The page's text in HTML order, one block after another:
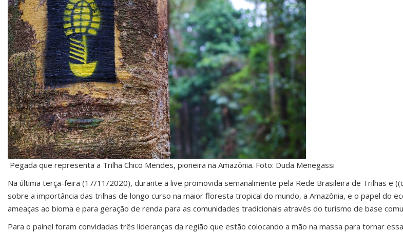
Pegada que representa a Trilha Chico Mendes, pioneira na Amazônia. Foto: Duda Menegassi
Na última terça-feira (17/11/2020), durante a live promovida semanalmente pela Rede Brasileira de Trilhas e
sobre a importância das trilhas de longo curso na maior floresta tropical do mundo, a Amazônia, e o papel do
ameaças ao bioma e para geração de renda para as comunidades tradicionais através do turismo de base
Para o painel foram convidadas três lideranças da região que estão colocando a mão na massa para tornar